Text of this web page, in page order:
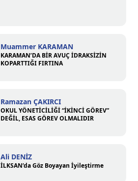
Muammer KARAMAN
KARAMAN’DA BİR AVUÇ İDRAKSİZİN
KOPARTTIĞI FIRTINA
Ramazan ÇAKIRCI
OKUL YÖNETİCİLİĞİ “İKİNCİ GÖREV”
DEĞİL, ESAS GÖREV OLMALIDIR
Ali DENİZ
İLKSAN’da Göz Boyayan İyileştirme